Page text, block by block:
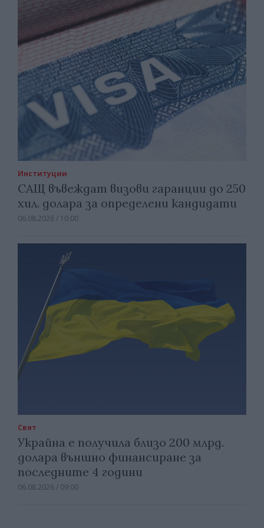
Институции
САЩ въвеждат визови гаранции до 250
хил. долара за определени кандидати
06.08.2026 / 10:00
Свят
Украйна е получила близо 200 млрд.
долара външно финансиране за
последните 4 години
06.08.2026 / 09:00